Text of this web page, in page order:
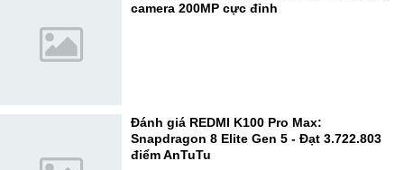
camera 200MP cực đỉnh
Đánh giá REDMI K100 Pro Max:
Snapdragon 8 Elite Gen 5 - Đạt 3.722.803
điểm AnTuTu